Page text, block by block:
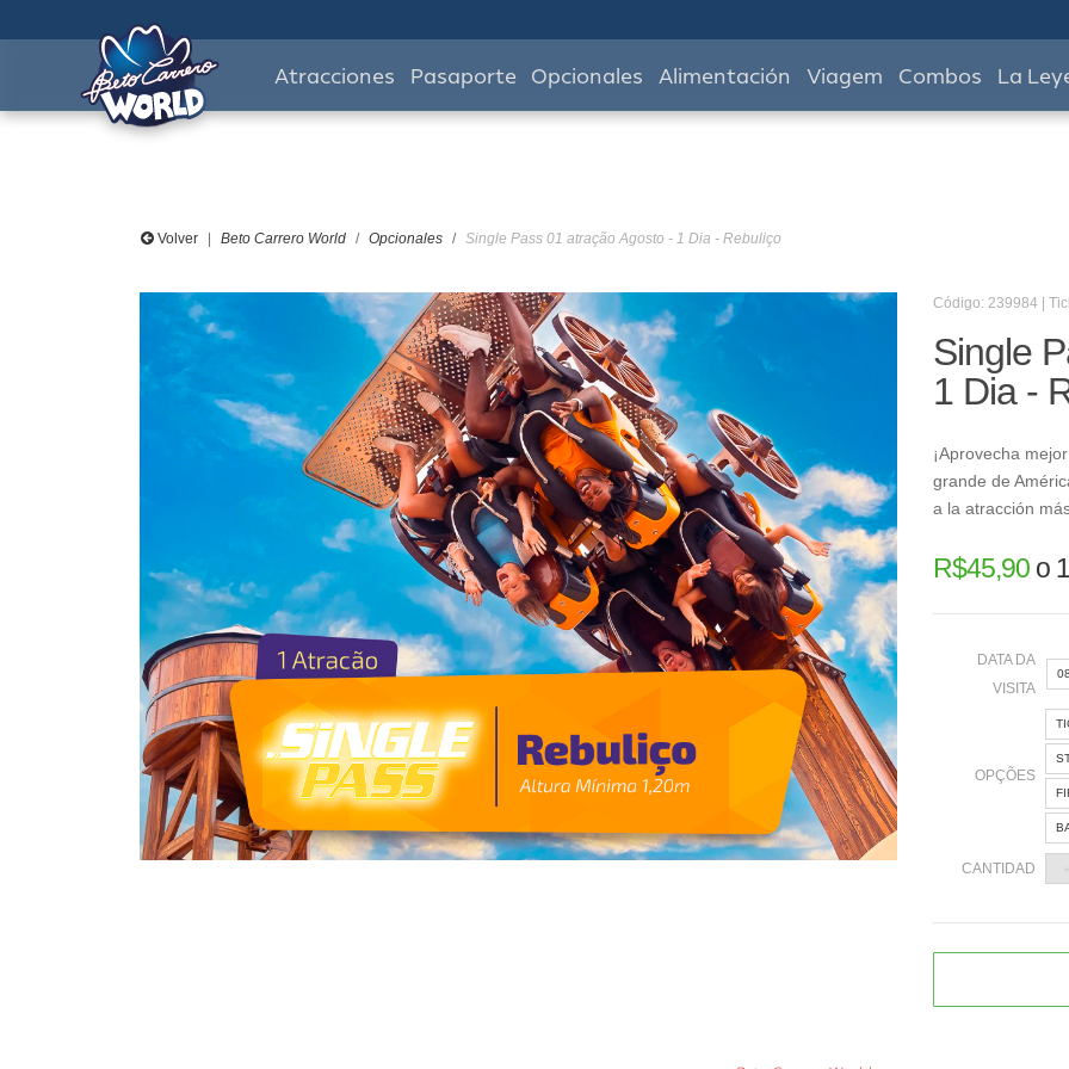
Atracciones Pasaporte Opcionales Alimentación Viagem Combos La
Volver Beto Carrero World Opcionales Single Pass 01 atração Agosto - 1 Dia - Rebuliço
Código: 239984 |
Single
1 Dia -
¡Aprovecha
grande de
a la atracción
R$45,90o
DATA DA
VISITA
«
D
OPÇÕES
CANTIDAD